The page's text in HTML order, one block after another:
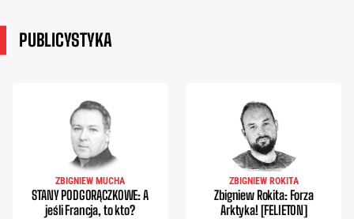
PUBLICYSTYKA
ZBIGNIEW MUCHA
STANY PODGORĄCZKOWE: A
jeśli Francja, to kto?
ZBIGNIEW ROKITA
Zbigniew Rokita: Forza
Arktyka! [FELIETON]